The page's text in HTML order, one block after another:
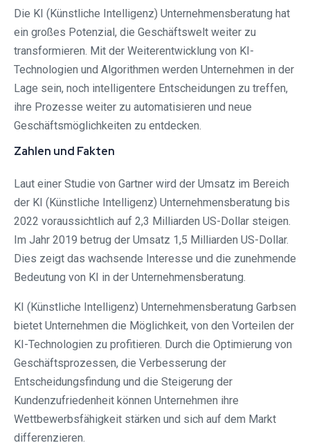
Die KI (Künstliche Intelligenz) Unternehmensberatung hat
ein großes Potenzial, die Geschäftswelt weiter zu
transformieren. Mit der Weiterentwicklung von KI-
Technologien und Algorithmen werden Unternehmen in der
Lage sein, noch intelligentere Entscheidungen zu treffen,
ihre Prozesse weiter zu automatisieren und neue
Geschäftsmöglichkeiten zu entdecken.
Zahlen und Fakten
Laut einer Studie von Gartner wird der Umsatz im Bereich
der KI (Künstliche Intelligenz) Unternehmensberatung bis
2022 voraussichtlich auf 2,3 Milliarden US-Dollar steigen.
Im Jahr 2019 betrug der Umsatz 1,5 Milliarden US-Dollar.
Dies zeigt das wachsende Interesse und die zunehmende
Bedeutung von KI in der Unternehmensberatung.
KI (Künstliche Intelligenz) Unternehmensberatung Garbsen
bietet Unternehmen die Möglichkeit, von den Vorteilen der
KI-Technologien zu profitieren. Durch die Optimierung von
Geschäftsprozessen, die Verbesserung der
Entscheidungsfindung und die Steigerung der
Kundenzufriedenheit können Unternehmen ihre
Wettbewerbsfähigkeit stärken und sich auf dem Markt
differenzieren.